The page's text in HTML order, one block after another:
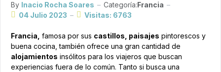
By Inacio Rocha Soares Categoría:Francia
04 Julio 2023
Visitas: 6763
Francia, famosa por sus castillos, paisajes pintorescos y
buena cocina, también ofrece una gran cantidad de
alojamientos insólitos para los viajeros que buscan
experiencias fuera de lo común. Tanto si busca una